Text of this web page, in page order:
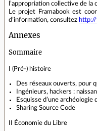
l’appropriation collective de la
Le projet Framabook est
d’information, consultez
Annexes
Sommaire
I (Pré-) histoire
Des réseaux ouverts, pour
Ingénieurs, hackers :
Esquisse d’une
Sharing Source Code
II Économie du Libre